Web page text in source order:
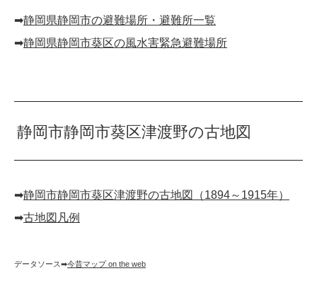
➡︎静岡県静岡市の避難場所・避難所一覧
➡︎静岡県静岡市葵区の風水害緊急避難場所
静岡市静岡市葵区津渡野の古地図
➡︎静岡市静岡市葵区津渡野の古地図（1894～1915年）
➡︎古地図凡例
データソース➡︎今昔マップ on the web